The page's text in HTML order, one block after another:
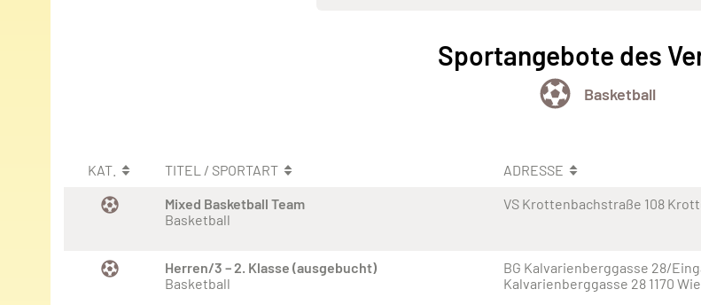
Sportangebote des
Basketball
KAT. TITEL / SPORTART ADRESSE
Mixed Basketball Team
Basketball
VS Krottenbachstraße 108
Herren/3 – 2. Klasse (ausgebucht)
Basketball
BG Kalvarienberggasse 28/
Kalvarienberggasse 28 1170